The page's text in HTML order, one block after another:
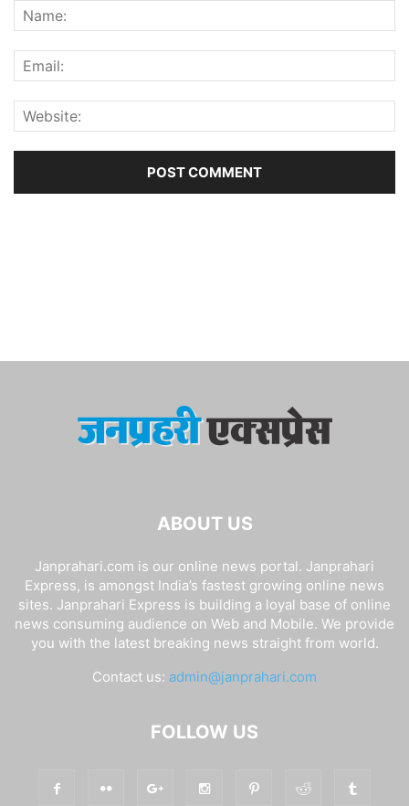
ABOUT US
Janprahari.com is our online news portal. Janprahari
Express, is amongst India’s fastest growing online news
sites. Janprahari Express is building a loyal base of online
news consuming audience on Web and Mobile. We provide
you with the latest breaking news straight from world.
Contact us: admin@janprahari.com
FOLLOW US